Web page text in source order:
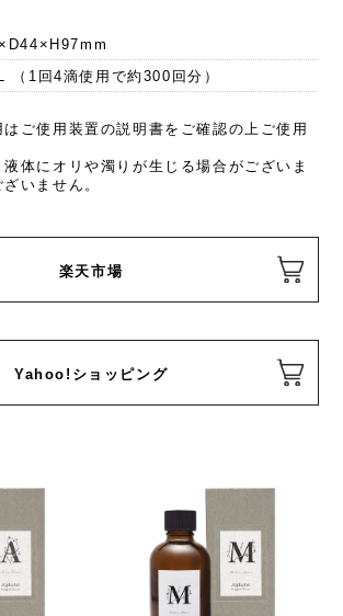
（1回4滴使用で約300回分）
ご使用装置の説明書をご確認の上ご使用
体にオリや濁りが生じる場合がございま
いません。
楽天市場
Yahoo!ショッピング